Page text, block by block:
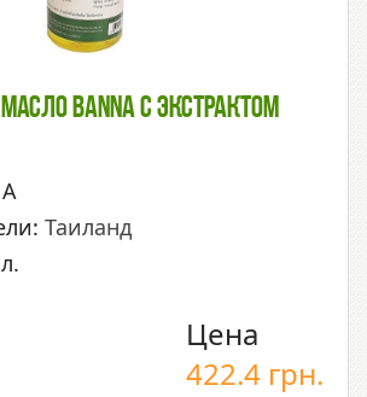
BANNA С Экстрактом
Таиланд
Цена
422.4 грн.